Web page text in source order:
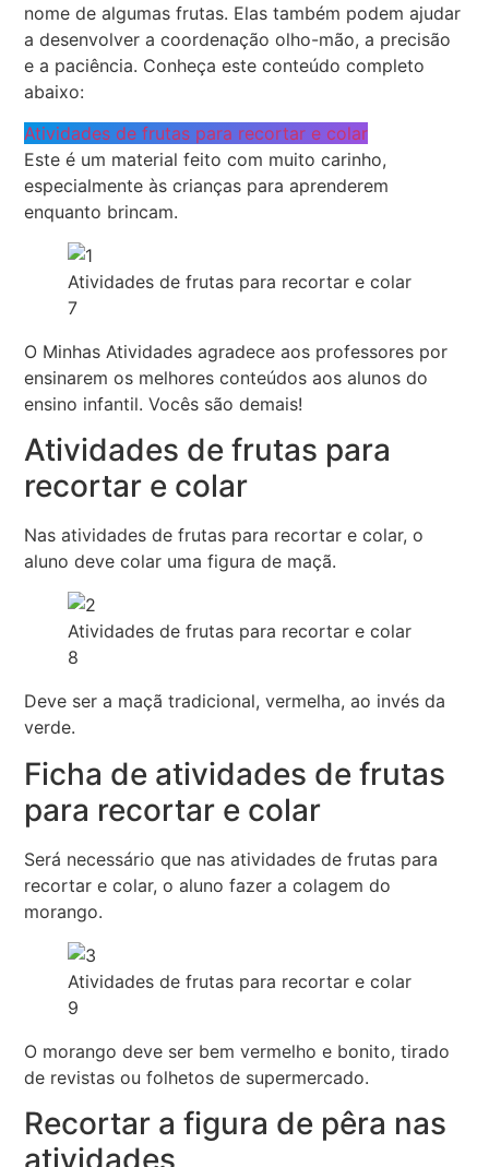
nome de algumas frutas. Elas também podem ajudar
a desenvolver a coordenação olho-mão, a precisão
e a paciência. Conheça este conteúdo completo
abaixo:
Atividades de frutas para recortar e colar
Este é um material feito com muito carinho,
especialmente às crianças para aprenderem
enquanto brincam.
Atividades de frutas para recortar e colar
7
O Minhas Atividades agradece aos professores por
ensinarem os melhores conteúdos aos alunos do
ensino infantil. Vocês são demais!
Atividades de frutas para
recortar e colar
Nas atividades de frutas para recortar e colar, o
aluno deve colar uma figura de maçã.
Atividades de frutas para recortar e colar
8
Deve ser a maçã tradicional, vermelha, ao invés da
verde.
Ficha de atividades de frutas
para recortar e colar
Será necessário que nas atividades de frutas para
recortar e colar, o aluno fazer a colagem do
morango.
Atividades de frutas para recortar e colar
9
O morango deve ser bem vermelho e bonito, tirado
de revistas ou folhetos de supermercado.
Recortar a figura de pêra nas